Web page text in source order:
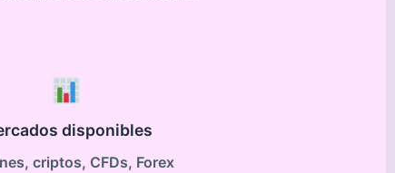
disponibles
criptos, CFDs, Forex